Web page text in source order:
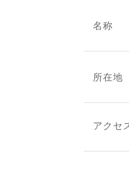
名称
所在地
アクセ